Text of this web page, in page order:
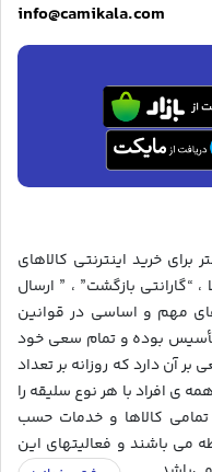
info@camikala.com
برای خرید اینترنتی کالاهای
“گارانتی بازگشت” ، ” ارسال
مهم و اساسی در قوانین
تأسیس بوده و تمام سعی خود
بر آن دارد که روزانه بر تعداد
ی افراد با هر نوع سلیقه را
تمامی کالاها و خدمات حسب
می باشند و فعالیتهای این